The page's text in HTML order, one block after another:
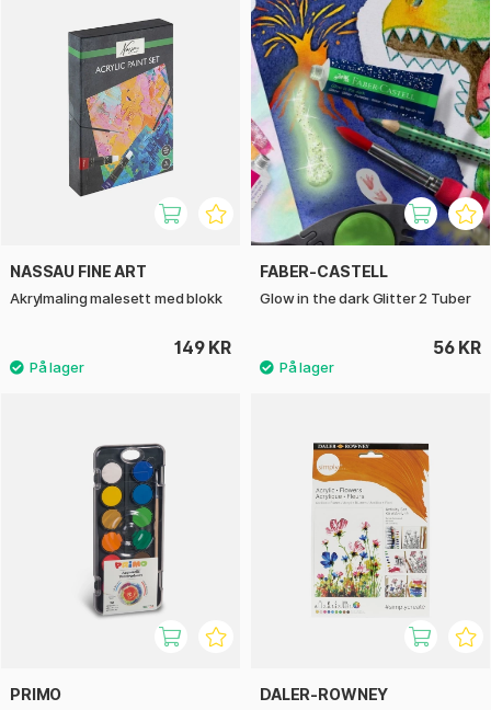
NASSAU FINE ART
Akrylmaling malesett med blokk
149 KR
FABER-CASTELL
Glow in the dark Glitter 2 Tuber
56 KR
PRIMO DALER-ROWNEY